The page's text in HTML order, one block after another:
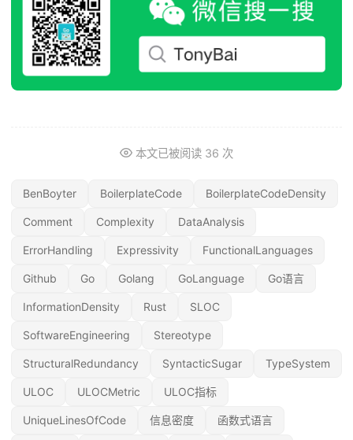
本文已被阅读 36 次
BenBoyter BoilerplateCode BoilerplateCodeDensity
Comment Complexity DataAnalysis
ErrorHandling Expressivity FunctionalLanguages
Github Go Golang GoLanguage Go语言
InformationDensity Rust SLOC
SoftwareEngineering Stereotype
StructuralRedundancy SyntacticSugar TypeSystem
ULOC ULOCMetric ULOC指标
UniqueLinesOfCode 信息密度 函数式语言